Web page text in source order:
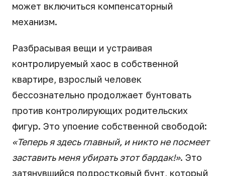
может включиться компенсаторный
механизм.
Разбрасывая вещи и устраивая
контролируемый хаос в собственной
квартире, взрослый человек
бессознательно продолжает бунтовать
против контролирующих родительских
фигур. Это упоение собственной свободой:
«Теперь я здесь главный, и никто не посмеет
заставить меня убирать этот бардак!». Это
затянувшийся подростковый бунт, который